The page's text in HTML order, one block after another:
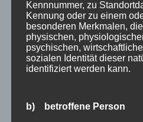
Gäste
Gesundheit
Haus Partale
Oberstdorf
Kennnummer, zu
Kennung oder zu einem
besonderen Merkmalen,
physischen,
psychischen,
sozialen Identität dieser
identifiziert werden kann.
b) betroffene Person